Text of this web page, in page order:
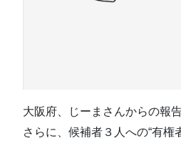
大阪府、じーまさんからの報告
さらに、候補者３人への“有権